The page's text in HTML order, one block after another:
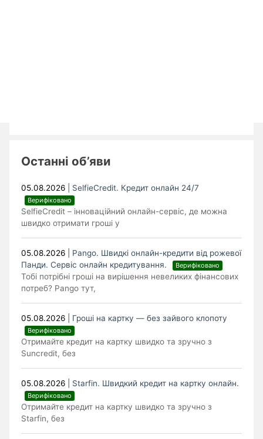
Останні об’яви
05.08.2026 SelfieCredit. Кредит онлайн 24/7
Верифіковано
SelfieCredit – інноваційний онлайн-сервіс, де можна
швидко отримати гроші у
05.08.2026
Pango. Швидкі онлайн-кредити від рожевої
Панди. Cервіс онлайн кредитування.
Верифіковано
Тобі потрібні гроші на вирішення невеликих фінансових
потреб? Pango тут,
05.08.2026 Гроші на картку — без зайвого клопоту
Верифіковано
Отримайте кредит на картку швидко та зручно з
Suncredit, без
05.08.2026 Starfin. Швидкий кредит на картку онлайн.
Верифіковано
Отримайте кредит на картку швидко та зручно з
Starfin, без